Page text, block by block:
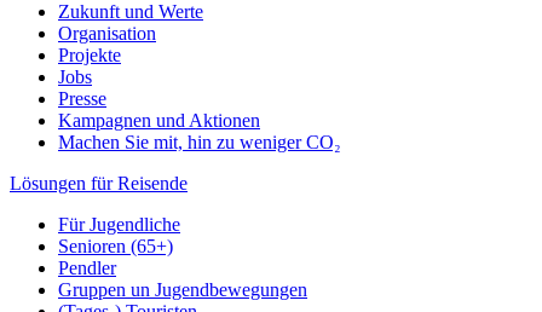
Zukunft und Werte
Organisation
Projekte
Jobs
Presse
Kampagnen und Aktionen
Machen Sie mit, hin zu weniger CO₂
Lösungen für Reisende
Für Jugendliche
Senioren (65+)
Pendler
Gruppen un Jugendbewegungen